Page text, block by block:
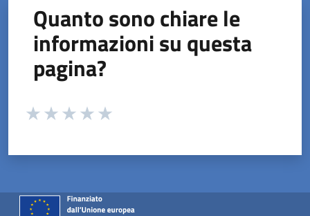
Quanto sono chiare le
informazioni su questa
pagina?
Valuta da 1 a 5 stelle la pagina